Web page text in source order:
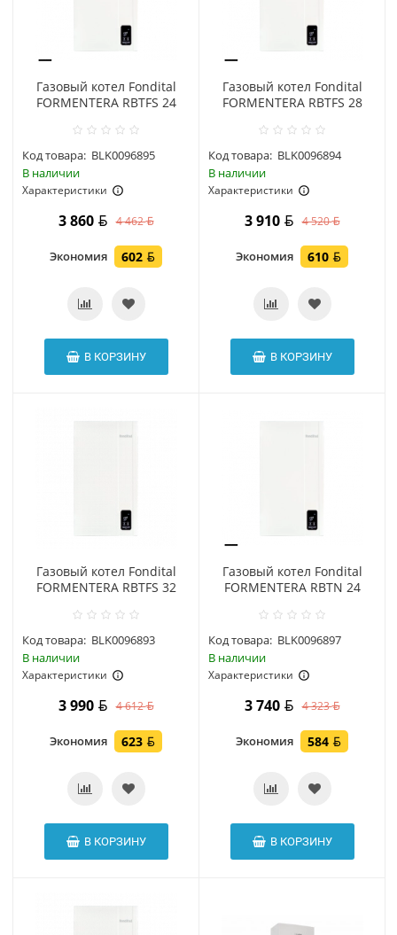
Газовый котел Fondital
FORMENTERA RBTFS 24
Код товара: BLK0096895
В наличии
Характеристики
3 860 4 462
Экономия 602
В КОРЗИНУ
Газовый котел Fondital
FORMENTERA RBTFS 28
Код товара: BLK0096894
В наличии
Характеристики
3 910 4 520
Экономия 610
В КОРЗИНУ
Газовый котел Fondital
FORMENTERA RBTFS 32
Код товара: BLK0096893
В наличии
Характеристики
3 990 4 612
Экономия 623
В КОРЗИНУ
Газовый котел Fondital
FORMENTERA RBTN 24
Код товара: BLK0096897
В наличии
Характеристики
3 740 4 323
Экономия 584
В КОРЗИНУ